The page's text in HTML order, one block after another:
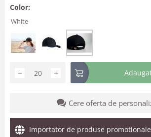
Color:
White
+
−
Cere oferta de
Importator de produse promotionale